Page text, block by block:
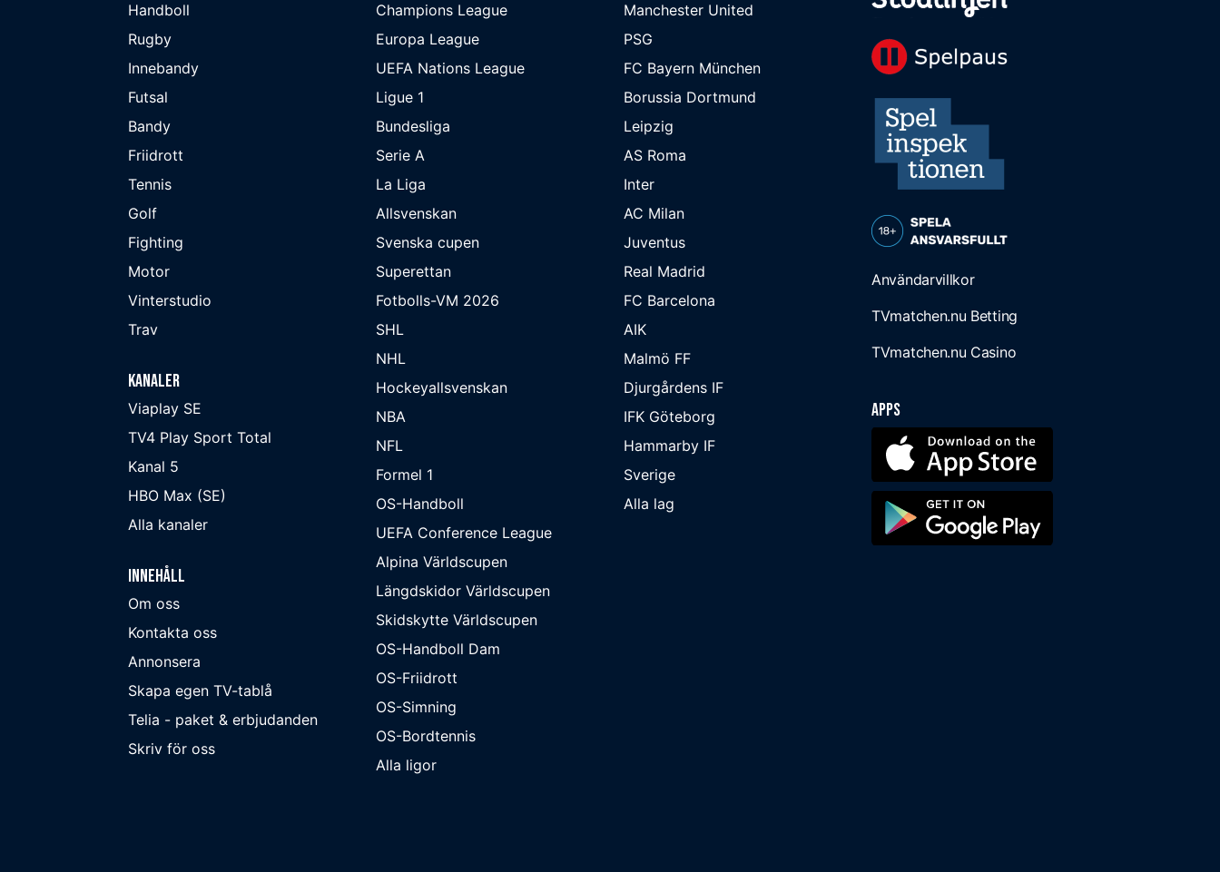
Handboll
Rugby
Innebandy
Futsal
Bandy
Friidrott
Tennis
Golf
Fighting
Motor
Vinterstudio
Trav
Kanaler
Viaplay SE
TV4 Play Sport Total
Kanal 5
HBO Max (SE)
Alla kanaler
Innehåll
Om oss
Kontakta oss
Annonsera
Skapa egen TV-tablå
Telia - paket & erbjudanden
Skriv för oss
Champions League
Europa League
UEFA Nations League
Ligue 1
Bundesliga
Serie A
La Liga
Allsvenskan
Svenska cupen
Superettan
Fotbolls-VM 2026
SHL
NHL
Hockeyallsvenskan
NBA
NFL
Formel 1
OS-Handboll
UEFA Conference League
Alpina Världscupen
Längdskidor Världscupen
Skidskytte Världscupen
OS-Handboll Dam
OS-Friidrott
OS-Simning
OS-Bordtennis
Alla ligor
Manchester United
PSG
FC Bayern München
Borussia Dortmund
Leipzig
AS Roma
Inter
AC Milan
Juventus
Real Madrid
FC Barcelona
AIK
Malmö FF
Djurgårdens IF
IFK Göteborg
Hammarby IF
Sverige
Alla lag
Användarvillkor
TVmatchen.nu Betting
TVmatchen.nu Casino
Apps